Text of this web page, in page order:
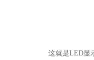
这就是LED显